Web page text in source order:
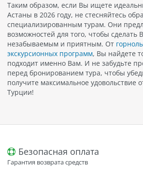
Таким образом, если Вы ищете
Астаны в 2026 году, не стесняйтесь
специализированным турам. Они
возможностей для того, чтобы сделать
незабываемым и приятным. От
экскурсионных программ, Вы найдете
подходит именно Вам. И не забудьте
перед бронированием тура, чтобы
получите максимальное удовольствие
Турции!
Безопасная оплата
Гарантия возврата средств